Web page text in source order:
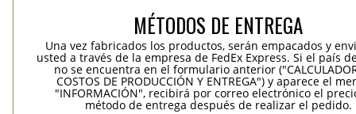
MÉTODOS DE ENTREGA
Una vez fabricados los productos, serán empacados y
usted a través de la empresa de FedEx Express. Si el país
no se encuentra en el formulario anterior
COSTOS DE PRODUCCIÓN Y ENTREGA") y aparece el
"INFORMACIÓN", recibirá por correo electrónico el
método de entrega después de realizar el pedido.